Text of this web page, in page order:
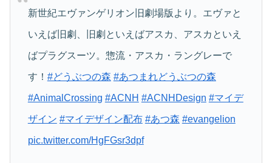
新世紀エヴァンゲリオン旧劇場版より。エヴァと
いえば旧劇、旧劇といえばアスカ、アスカといえ
ばプラグスーツ。惣流・アスカ・ラングレーで
す！ #どうぶつの森 #あつまれどうぶつの森
#AnimalCrossing #ACNH #ACNHDesign #マイデ
ザイン #マイデザイン配布 #あつ森 #evangelion
pic.twitter.com/HgFGsr3dpf